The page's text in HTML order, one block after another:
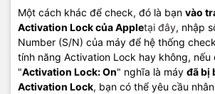
Một cách khác để check, đó là bạn vào
Activation Lock của Appletại đây, nhập
Number (S/N) của máy để hệ thống
tính năng Activation Lock hay không, nếu
"Activation Lock: On" nghĩa là máy đã bị
Activation Lock, bạn có thể yêu cầu